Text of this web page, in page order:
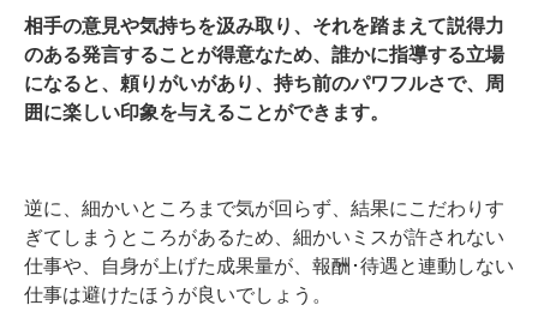
相手の意見や気持ちを汲み取り、それを踏まえて説得力
のある発言することが得意なため、誰かに指導する立場
になると、頼りがいがあり、持ち前のパワフルさで、周
囲に楽しい印象を与えることができます。
逆に、細かいところまで気が回らず、結果にこだわりす
ぎてしまうところがあるため、細かいミスが許されない
仕事や、自身が上げた成果量が、報酬･待遇と連動しない
仕事は避けたほうが良いでしょう。